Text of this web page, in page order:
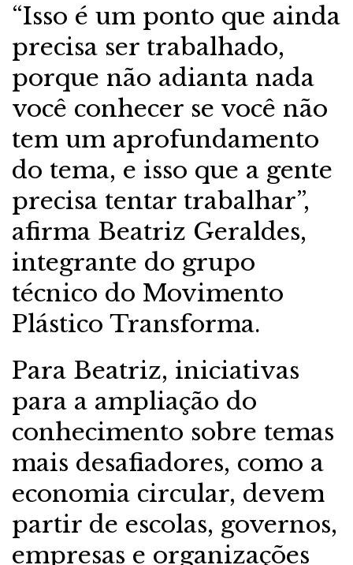
“Isso é um ponto que ainda
precisa ser trabalhado,
porque não adianta nada
você conhecer se você não
tem um aprofundamento
do tema, e isso que a gente
precisa tentar trabalhar”,
afirma Beatriz Geraldes,
integrante do grupo
técnico do Movimento
Plástico Transforma.
Para Beatriz, iniciativas
para a ampliação do
conhecimento sobre temas
mais desafiadores, como a
economia circular, devem
partir de escolas, governos,
empresas e organizações